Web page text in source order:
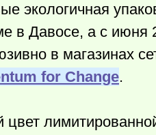
экологичная
в Давосе, а с июня
в магазинах
for Change.